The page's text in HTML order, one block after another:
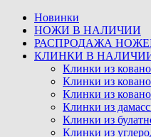
Новинки
НОЖИ В НАЛИЧИИ
РАСПРОДАЖА
КЛИНКИ В
Клинки из
Клинки из
Клинки из
Клинки из
Клинки из
Клинки из